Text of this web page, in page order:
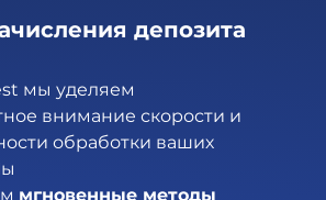
депозита
мы уделяем
внимание скорости и
обработки ваших
мгновенные методы